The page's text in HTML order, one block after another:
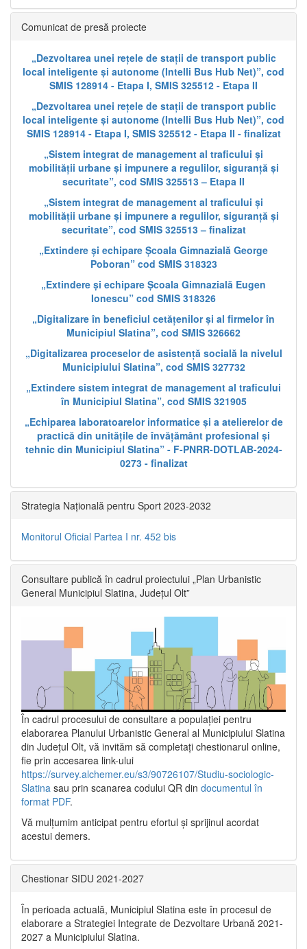
Comunicat de presă proiecte
„Dezvoltarea unei rețele de stații de transport public
local inteligente și autonome (Intelli Bus Hub Net)”, cod
SMIS 128914 - Etapa I, SMIS 325512 - Etapa II
„Dezvoltarea unei rețele de stații de transport public
local inteligente și autonome (Intelli Bus Hub Net)”, cod
SMIS 128914 - Etapa I, SMIS 325512 - Etapa II - finalizat
„Sistem integrat de management al traficului și
mobilității urbane și impunere a regulilor, siguranță și
securitate”, cod SMIS 325513 – Etapa II
„Sistem integrat de management al traficului și
mobilității urbane și impunere a regulilor, siguranță și
securitate”, cod SMIS 325513 – finalizat
„Extindere și echipare Școala Gimnazială George
Poboran” cod SMIS 318323
„Extindere și echipare Școala Gimnazială Eugen
Ionescu” cod SMIS 318326
„Digitalizare în beneficiul cetățenilor și al firmelor în
Municipiul Slatina”, cod SMIS 326662
„Digitalizarea proceselor de asistență socială la nivelul
Municipiului Slatina”, cod SMIS 327732
„Extindere sistem integrat de management al traficului
în Municipiul Slatina”, cod SMIS 321905
„Echiparea laboratoarelor informatice și a atelierelor de
practică din unitățile de învățământ profesional și
tehnic din Municipiul Slatina” - F-PNRR-DOTLAB-2024-
0273 - finalizat
Strategia Națională pentru Sport 2023-2032
Monitorul Oficial Partea I nr. 452 bis
Consultare publică în cadrul proiectului „Plan Urbanistic
General Municipiul Slatina, Județul Olt”
În cadrul procesului de consultare a populaţiei pentru
elaborarea Planului Urbanistic General al Municipiului Slatina
din Județul Olt, vă invităm să completați chestionarul online,
fie prin accesarea link-ului
https://survey.alchemer.eu/s3/90726107/Studiu-sociologic-
Slatina sau prin scanarea codului QR din documentul în
format PDF.
Vă mulţumim anticipat pentru efortul şi sprijinul acordat
acestui demers.
Chestionar SIDU 2021-2027
În perioada actuală, Municipiul Slatina este în procesul de
elaborare a Strategiei Integrate de Dezvoltare Urbană 2021‐
2027 a Municipiului Slatina.